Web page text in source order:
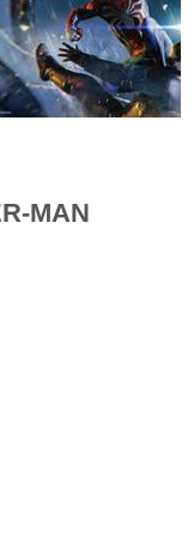
MAN